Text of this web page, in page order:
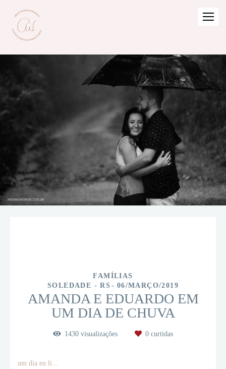
FAMÍLIAS
SOLEDADE - RS
06/MARÇO/2019
AMANDA E EDUARDO EM
UM DIA DE CHUVA
1430 visualizações 0 curtidas
um dia eu li...